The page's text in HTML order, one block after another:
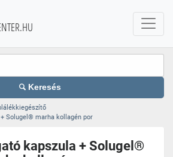
Keresés
Solugel® marha kollagén por
kapszula + Solugel®